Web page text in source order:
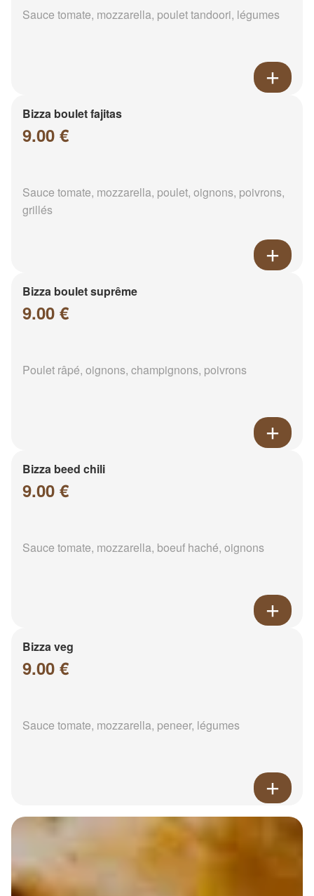
Sauce tomate, mozzarella, poulet tandoori, légumes
Bizza boulet fajitas
9.00 €
Sauce tomate, mozzarella, poulet, oignons, poivrons,
grillés
Bizza boulet suprême
9.00 €
Poulet râpé, oignons, champignons, poivrons
Bizza beed chili
9.00 €
Sauce tomate, mozzarella, boeuf haché, oignons
Bizza veg
9.00 €
Sauce tomate, mozzarella, peneer, légumes